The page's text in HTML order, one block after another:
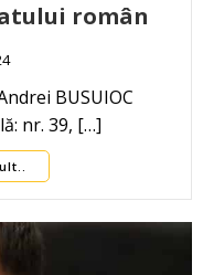
român
BUSUIOC
nr. 39, […]